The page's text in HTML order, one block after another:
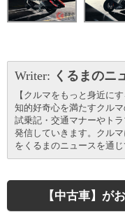
Writer: くるまのニ
【クルマをもっと身近に
知的好奇心を満たすクル
試乗記・交通マナーやト
発信していきます。クル
をくるまのニュースを通じ
【中古車】が